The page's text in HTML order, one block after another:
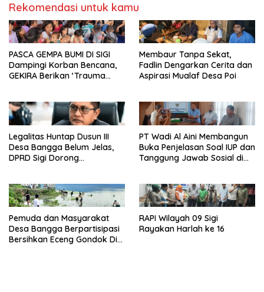
Rekomendasi untuk kamu
PASCA GEMPA BUMI DI SIGI
Dampingi Korban Bencana,
GEKIRA Berikan ‘Trauma
Membaur Tanpa Sekat,
Fadlin Dengarkan Cerita dan
Aspirasi Mualaf Desa Poi
Legalitas Huntap Dusun III
Desa Bangga Belum Jelas,
DPRD Sigi Dorong
PT Wadi Al Aini Membangun
Buka Penjelasan Soal IUP dan
Tanggung Jawab Sosial di
Pemuda dan Masyarakat
Desa Bangga Berpartisipasi
Bersihkan Eceng Gondok Di
RAPI Wilayah 09 Sigi
Rayakan Harlah ke 16